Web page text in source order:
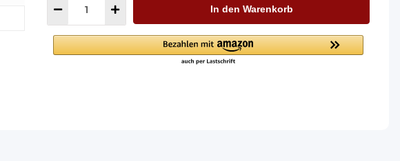
In den Warenkorb